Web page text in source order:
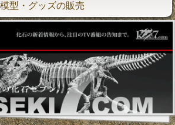
模型・グッズの販売